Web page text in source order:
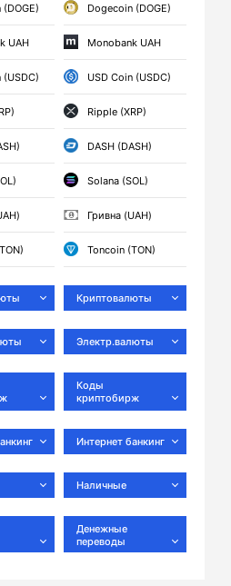
UAH
(USDC)
Dogecoin (DOGE)
Monobank UAH
USD Coin (USDC)
Ripple (XRP)
DASH (DASH)
Solana (SOL)
Гривна (UAH)
Toncoin (TON)
Криптовалюты
Электр.валюты
Коды
криптобирж
Интернет банкинг
Наличные
Денежные
переводы